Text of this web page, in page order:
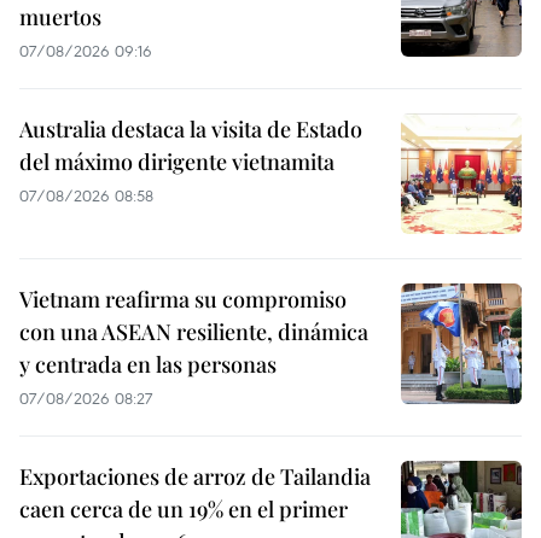
muertos
07/08/2026 09:16
Australia destaca la visita de Estado
del máximo dirigente vietnamita
07/08/2026 08:58
Vietnam reafirma su compromiso
con una ASEAN resiliente, dinámica
y centrada en las personas
07/08/2026 08:27
Exportaciones de arroz de Tailandia
caen cerca de un 19% en el primer